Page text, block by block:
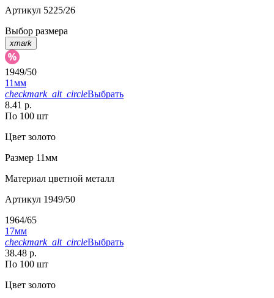
Артикул 5225/26
Выбор размера
xmark
1949/50
11мм
checkmark_alt_circleВыбрать
8.41 р.
По 100 шт
Цвет золото
Размер 11мм
Материал цветной металл
Артикул 1949/50
1964/65
17мм
checkmark_alt_circleВыбрать
38.48 р.
По 100 шт
Цвет золото